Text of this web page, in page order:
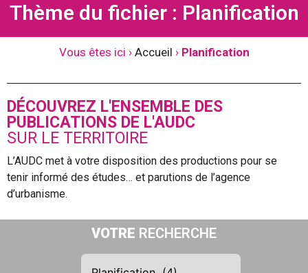
Thème du fichier : Planification
Vous êtes ici › Accueil › Planification
DÉCOUVREZ L'ENSEMBLE DES
PUBLICATIONS DE L'AUDC
SUR LE TERRITOIRE
L’AUDC met à votre disposition des productions pour se
tenir informé des études… et parutions de l’agence
d’urbanisme.
VOTRE RECHERCHE